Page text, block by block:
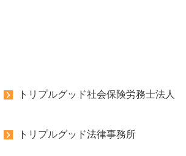
トリプルグッド社会保険労務士法人
トリプルグッド法律事務所